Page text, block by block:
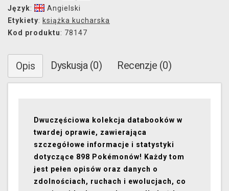
Język:
Angielski
Etykiety: książka kucharska
Kod produktu: 78147
Opis Dyskusja (0) Recenzje (0)
Dwuczęściowa kolekcja databooków w
twardej oprawie, zawierająca
szczegółowe informacje i statystyki
dotyczące 898 Pokémonów! Każdy tom
jest pełen opisów oraz danych o
zdolnościach, ruchach i ewolucjach, co